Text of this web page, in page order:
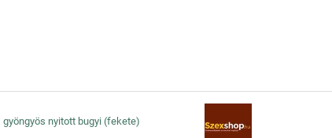
nyitott bugyi (fekete)